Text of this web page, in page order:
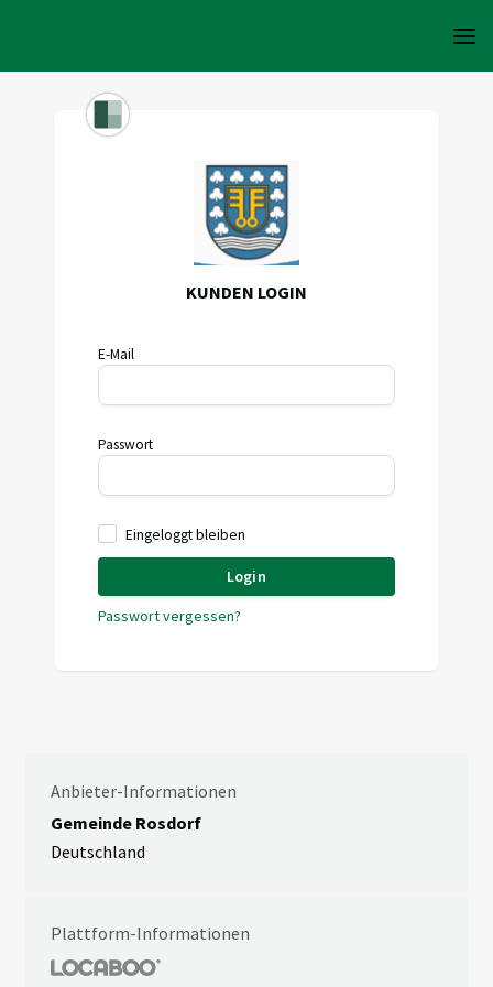
KUNDEN LOGIN
E-Mail
Passwort
Eingeloggt bleiben
Login
Passwort vergessen?
Anbieter-Informationen
Gemeinde Rosdorf
Deutschland
Plattform-Informationen